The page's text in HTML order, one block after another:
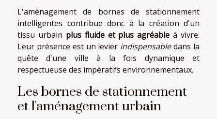
L'aménagement de bornes de stationnement
intelligentes contribue donc à la création d'un
tissu urbain plus fluide et plus agréable à vivre.
Leur présence est un levier indispensabledans la
quête d'une ville à la fois dynamique et
respectueuse des impératifs environnementaux.
Les bornes de stationnement
et l'aménagement urbain